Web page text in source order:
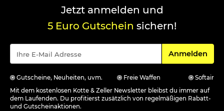
Verantwortliche Person für die EU
Jetzt anmelden und
5 Euro Gutschein sichern!
Für den
Anmelden
Gutscheine, Neuheiten, uvm. Freie Waffen
Softair
Mit dem kostenlosen Kotte & Zeller Newsletter bleibst du immer auf
dem Laufenden. Du profitierst zusätzlich von regelmäßigen Rabatt-
und Gutscheinaktionen.